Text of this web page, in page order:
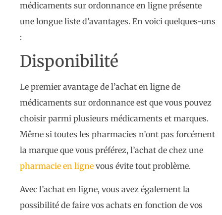
médicaments sur ordonnance en ligne présente
une longue liste d’avantages. En voici quelques-uns
:
Disponibilité
Le premier avantage de l’achat en ligne de
médicaments sur ordonnance est que vous pouvez
choisir parmi plusieurs médicaments et marques.
Même si toutes les pharmacies n’ont pas forcément
la marque que vous préférez, l’achat de chez une
pharmacie en ligne vous évite tout problème.
Avec l’achat en ligne, vous avez également la
possibilité de faire vos achats en fonction de vos